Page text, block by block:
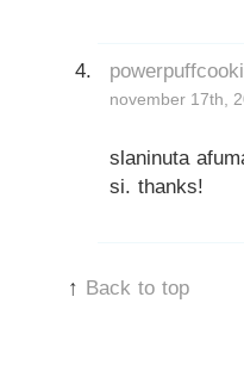
november 17th,
slaninuta
si. thanks!
↑ Back to top